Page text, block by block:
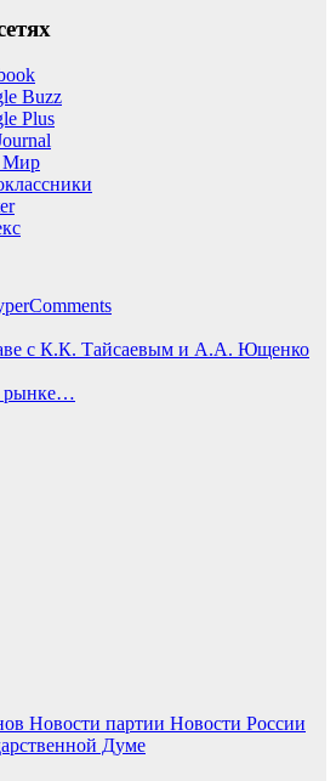
с К.К. Тайсаевым и А.А. Ющенко
рынке…
Новости партии Новости России
Думе